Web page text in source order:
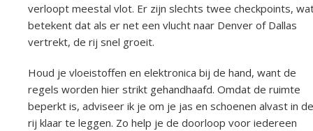
verloopt meestal vlot. Er zijn slechts twee checkpoints,
betekent dat als er net een vlucht naar Denver of Dallas
vertrekt, de rij snel groeit.
Houd je vloeistoffen en elektronica bij de hand, want de
regels worden hier strikt gehandhaafd. Omdat de ruimte
beperkt is, adviseer ik je om je jas en schoenen alvast in de
rij klaar te leggen. Zo help je de doorloop voor iedereen